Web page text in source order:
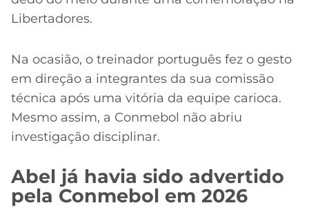
Libertadores.
Na ocasião, o treinador português fez o gesto
em direção a integrantes da sua comissão
técnica após uma vitória da equipe carioca.
Mesmo assim, a Conmebol não abriu
investigação disciplinar.
Abel já havia sido advertido
pela Conmebol em 2026